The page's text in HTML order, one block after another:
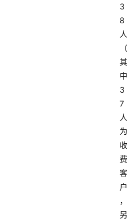
3
8
人
（
其
中
3
7
人
为
收
费
客
户
，
另